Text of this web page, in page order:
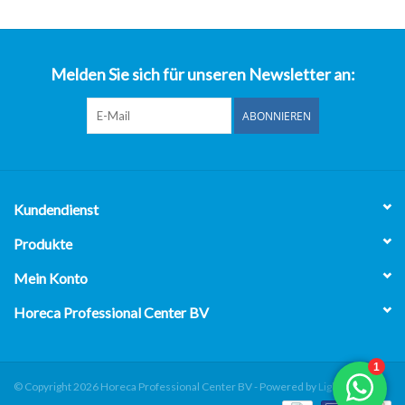
Melden Sie sich für unseren Newsletter an:
ABONNIEREN
Kundendienst
Produkte
Mein Konto
Horeca Professional Center BV
© Copyright 2026 Horeca Professional Center BV - Powered by Lightspeed